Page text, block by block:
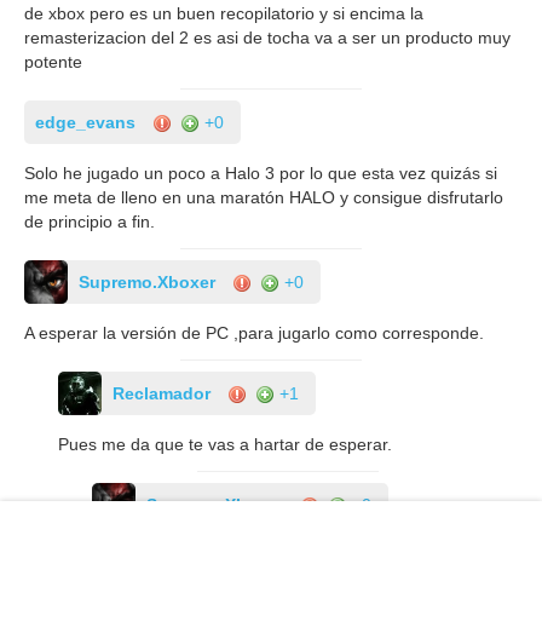
de xbox pero es un buen recopilatorio y si encima la
remasterizacion del 2 es asi de tocha va a ser un producto muy
potente
edge_evans +0
Solo he jugado un poco a Halo 3 por lo que esta vez quizás si
me meta de lleno en una maratón HALO y consigue disfrutarlo
de principio a fin.
Supremo.Xboxer +0
A esperar la versión de PC ,para jugarlo como corresponde.
Reclamador +1
Pues me da que te vas a hartar de esperar.
Supremo.Xboxer +0